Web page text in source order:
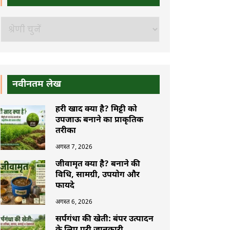
खोजें
नवीनतम लेख
हरी खाद क्या है? मिट्टी को
उपजाऊ बनाने का प्राकृतिक
तरीका
अगस्त 7, 2026
जीवामृत क्या है? बनाने की
विधि, सामग्री, उपयोग और
फायदे
अगस्त 6, 2026
सर्पगंधा की खेती: बंपर उत्पादन